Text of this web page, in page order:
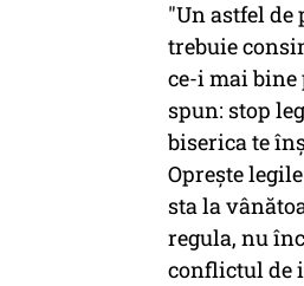
"Un astfel
trebuie
ce-i mai bine
spun: stop
biserica te
Opreşte
sta la
regula, nu
conflictul de